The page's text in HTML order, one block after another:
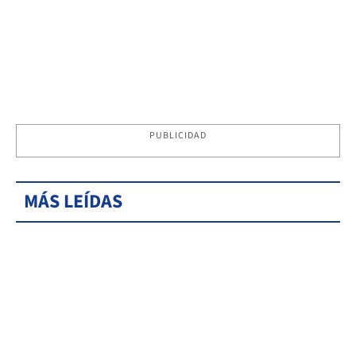
PUBLICIDAD
MÁS LEÍDAS